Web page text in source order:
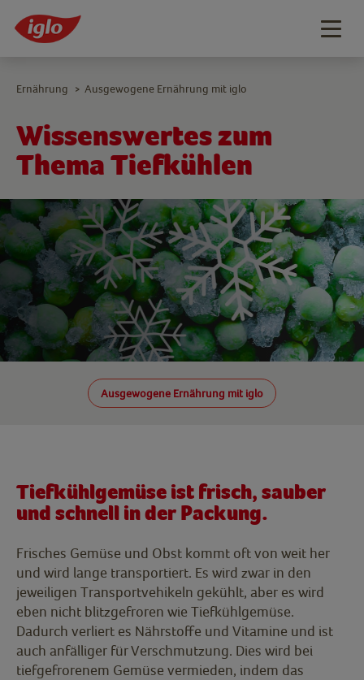
Wissenswertes zum
Thema Tiefkühlen
Ausgewogene Ernährung mit iglo
Ernährung > Ausgewogene Ernährung mit iglo
Tiefkühlgemüse ist frisch, sauber
und schnell in der Packung.
Frisches Gemüse und Obst kommt oft von weit her
und wird lange transportiert. Es wird zwar in den
jeweiligen Transportvehikeln gekühlt, aber es wird
eben nicht blitzgefroren wie Tiefkühlgemüse.
Dadurch verliert es Nährstoffe und Vitamine und ist
auch anfälliger für Verschmutzung. Dies wird bei
tiefgefrorenem Gemüse vermieden, indem das